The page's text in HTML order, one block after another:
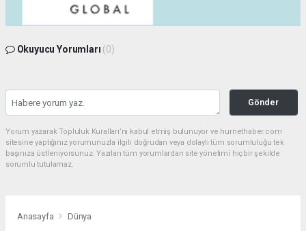
Okuyucu Yorumları (0)
Gönder
Yorum yazarak Topluluk Kuralları’nı kabul etmiş bulunuyor ve hurnethaber.com
sitesine yaptığınız yorumunuzla ilgili doğrudan veya dolaylı tüm sorumluluğu tek
başınıza üstleniyorsunuz. Yazılan tüm yorumlardan site yönetimi hiçbir şekilde
sorumlu tutulamaz.
Anasayfa Dünya